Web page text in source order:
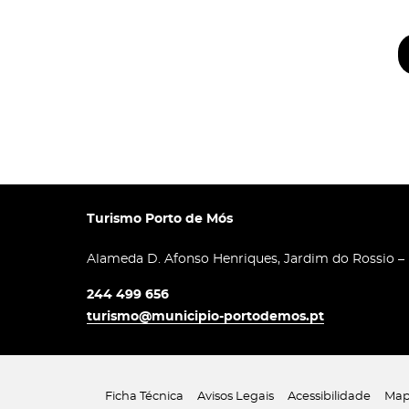
Turismo Porto de Mós
Alameda D. Afonso Henriques, Jardim do Rossio
244 499 656
turismo@municipio-portodemos.pt
Ficha Técnica Avisos Legais Acessibilidade